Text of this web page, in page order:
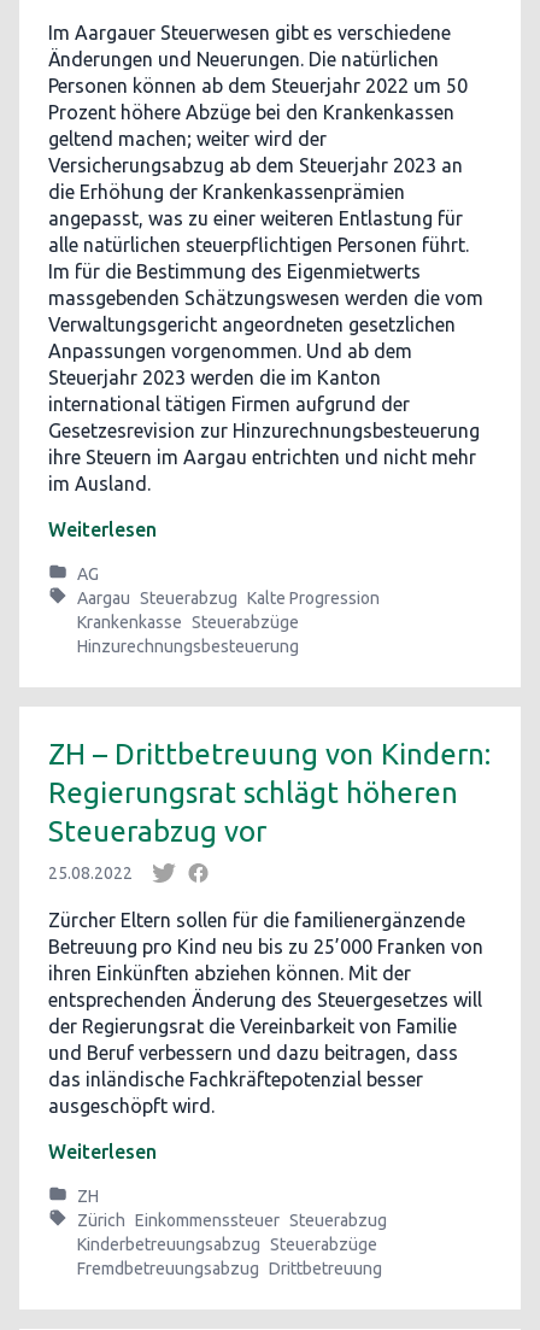
Im Aargauer Steuerwesen gibt es verschiedene
Änderungen und Neuerungen. Die natürlichen
Personen können ab dem Steuerjahr 2022 um 50
Prozent höhere Abzüge bei den Krankenkassen
geltend machen; weiter wird der
Versicherungsabzug ab dem Steuerjahr 2023 an
die Erhöhung der Krankenkassenprämien
angepasst, was zu einer weiteren Entlastung für
alle natürlichen steuerpflichtigen Personen führt.
Im für die Bestimmung des Eigenmietwerts
massgebenden Schätzungswesen werden die vom
Verwaltungsgericht angeordneten gesetzlichen
Anpassungen vorgenommen. Und ab dem
Steuerjahr 2023 werden die im Kanton
international tätigen Firmen aufgrund der
Gesetzesrevision zur Hinzurechnungsbesteuerung
ihre Steuern im Aargau entrichten und nicht mehr
im Ausland.
Weiterlesen
AG
Aargau Steuerabzug Kalte Progression
Krankenkasse Steuerabzüge
Hinzurechnungsbesteuerung
ZH – Drittbetreuung von Kindern:
Regierungsrat schlägt höheren
Steuerabzug vor
25.08.2022
Zürcher Eltern sollen für die familienergänzende
Betreuung pro Kind neu bis zu 25’000 Franken von
ihren Einkünften abziehen können. Mit der
entsprechenden Änderung des Steuergesetzes will
der Regierungsrat die Vereinbarkeit von Familie
und Beruf verbessern und dazu beitragen, dass
das inländische Fachkräftepotenzial besser
ausgeschöpft wird.
Weiterlesen
ZH
Zürich Einkommenssteuer Steuerabzug
Kinderbetreuungsabzug Steuerabzüge
Fremdbetreuungsabzug Drittbetreuung